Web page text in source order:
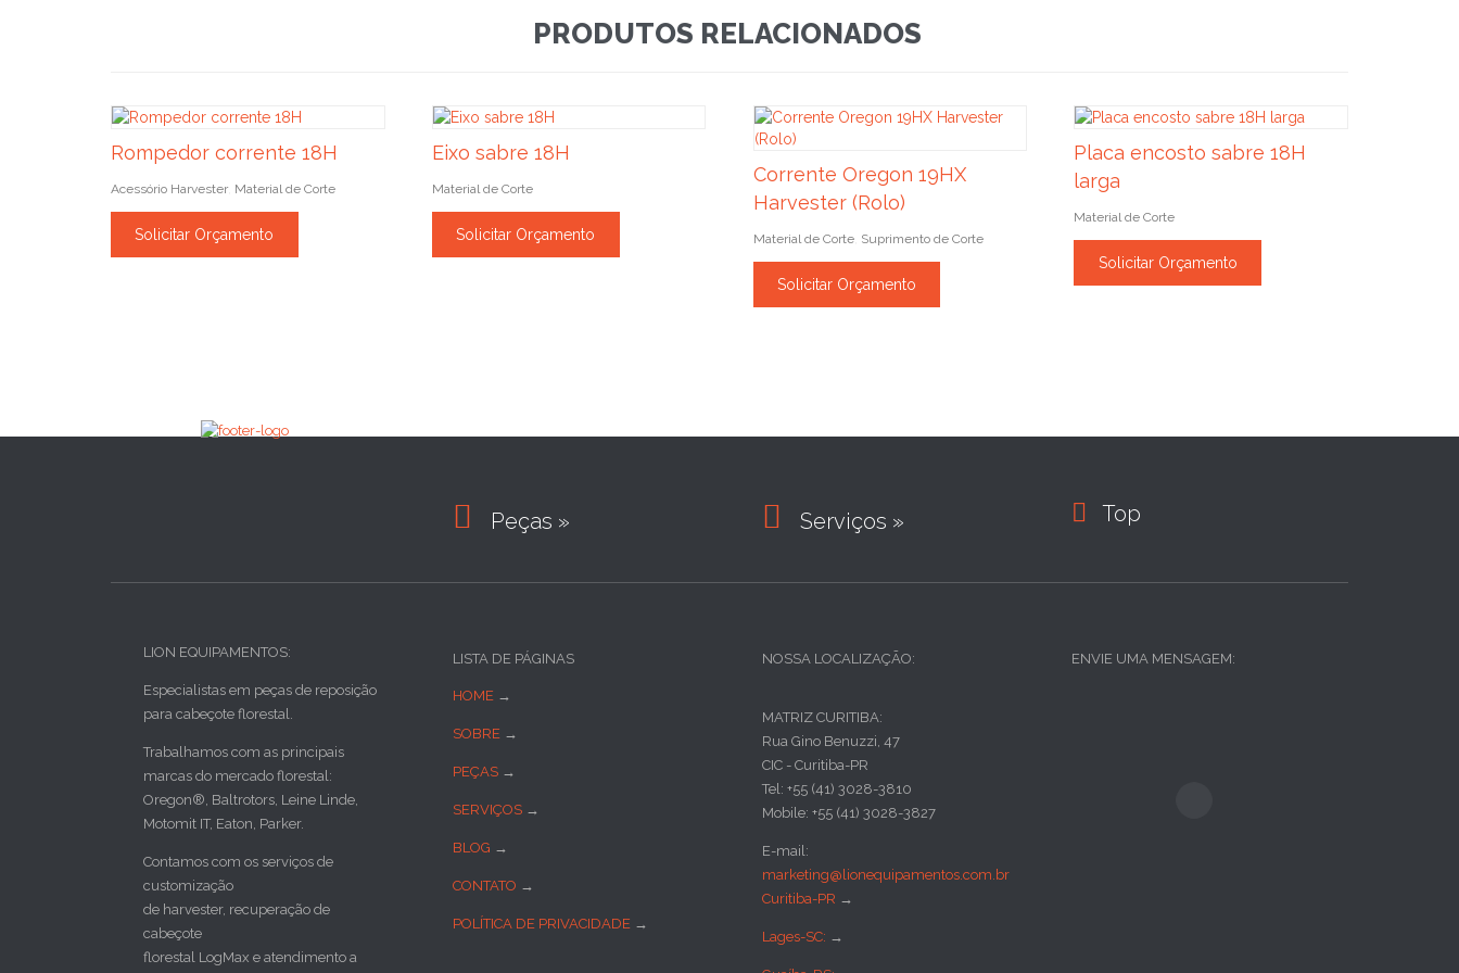
PRODUTOS RELACIONADOS
Rompedor corrente 18H
Acessório Harvester Material de Corte
Solicitar Orçamento
Eixo sabre 18H
Material de Corte
Solicitar Orçamento
Corrente Oregon 19HX
Harvester (Rolo)
Material de Corte, Suprimento de Corte
Solicitar Orçamento
Placa encosto sabre 18H
larga
Material de Corte
Solicitar Orçamento
 Peças »  Serviços »  Top
LION EQUIPAMENTOS:
Especialistas em peças de reposição
para cabeçote florestal.
Trabalhamos com as principais
marcas do mercado florestal:
Oregon®, Baltrotors, Leine Linde,
Motomit IT, Eaton, Parker.
Contamos com os serviços de
customização
de harvester, recuperação de
cabeçote
florestal LogMax e atendimento a
LISTA DE PÁGINAS
HOME →
SOBRE →
PEÇAS →
SERVIÇOS →
BLOG →
CONTATO →
POLÍTICA DE PRIVACIDADE →
NOSSA LOCALIZAÇÃO:
MATRIZ CURITIBA:
Rua Gino Benuzzi, 47
CIC - Curitiba-PR
Tel: +55 (41) 3028-3810
Mobile: +55 (41) 3028-3827
E-mail:
marketing@lionequipamentos.com.br
Curitiba-PR →
Lages-SC: →
ENVIE UMA MENSAGEM: